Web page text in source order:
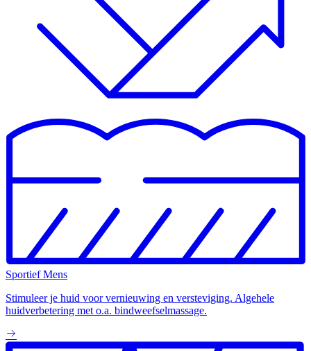
Sportief Mens
Stimuleer je huid voor vernieuwing en versteviging. Algehele
huidverbetering met o.a. bindweefselmassage.